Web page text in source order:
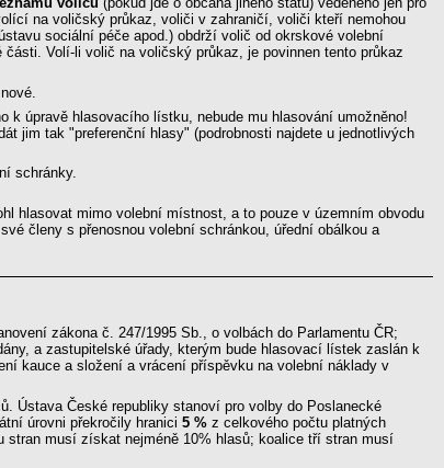
na voličský průkaz, voliči v zahraničí, voliči kteří nemohou
sociální péče apod.) obdrží volič od okrskové volební
Volí-li volič na voličský průkaz, je povinnen tento průkaz
k úpravě hlasovacího lístku, nebude mu hlasování umožněno!
jim tak "preferenční hlasy" (podrobnosti najdete u jednotlivých
schránky.
hlasovat mimo volební místnost, a to pouze v územním obvodu
členy s přenosnou volební schránkou, úřední obálkou a
zákona č. 247/1995 Sb., o volbách do Parlamentu ČR;
a zastupitelské úřady, kterým bude hlasovací lístek zaslán k
kauce a složení a vrácení příspěvku na volební náklady v
Ústava České republiky stanoví pro volby do Poslanecké
úrovni překročily hranici 5 % z celkového počtu platných
stran musí získat nejméně 10% hlasů; koalice tří stran musí